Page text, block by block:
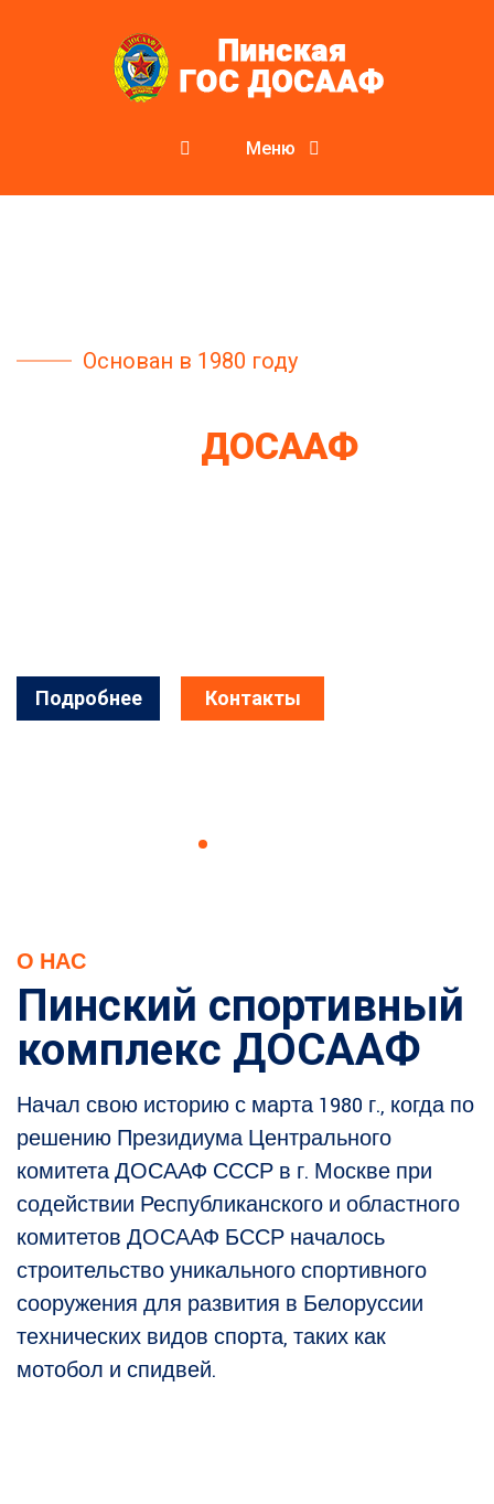
Меню
Основан в 1980 году
ДОСААФ
Подробнее Контакты
О НАС
Пинский спортивный
комплекс ДОСААФ
Начал свою историю с марта 1980 г., когда по
решению Президиума Центрального
комитета ДОСААФ СССР в г. Москве при
содействии Республиканского и областного
комитетов ДОСААФ БССР началось
строительство уникального спортивного
сооружения для развития в Белоруссии
технических видов спорта, таких как
мотобол и спидвей.